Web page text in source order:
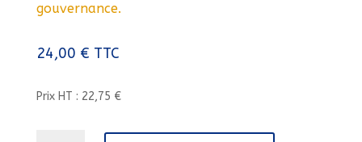
gouvernance.
24,00 € TTC
Prix HT : 22,75 €